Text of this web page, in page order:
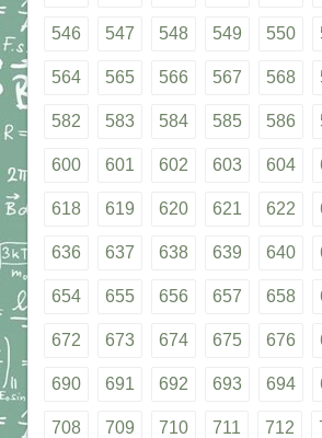
546 547 548 549 550
564 565 566 567 568
582 583 584 585 586
600 601 602 603 604
618 619 620 621 622
636 637 638 639 640
654 655 656 657 658
672 673 674 675 676
690 691 692 693 694
708 709 710 711 712